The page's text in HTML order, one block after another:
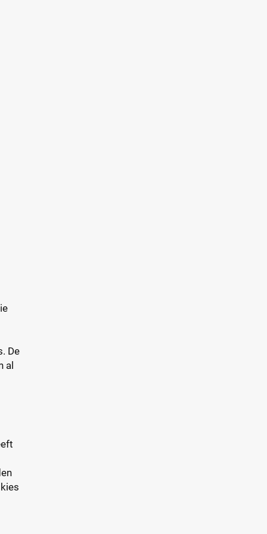
De
al